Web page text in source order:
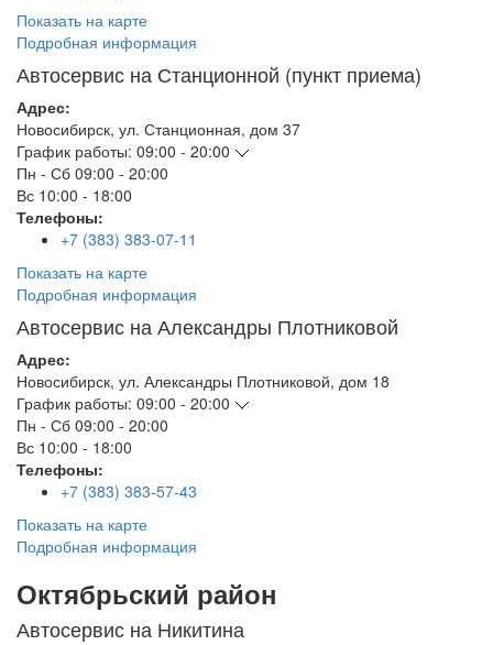
Показать на карте
Подробная информация
Автосервис на Станционной (пункт приема)
Адрес:
Новосибирск, ул. Станционная, дом 37
График работы: 09:00 - 20:00
Пн - Сб 09:00 - 20:00
Вс 10:00 - 18:00
Телефоны:
+7 (383) 383-07-11
Показать на карте
Подробная информация
Автосервис на Александры Плотниковой
Адрес:
Новосибирск, ул. Александры Плотниковой, дом 18
График работы: 09:00 - 20:00
Пн - Сб 09:00 - 20:00
Вс 10:00 - 18:00
Телефоны:
+7 (383) 383-57-43
Показать на карте
Подробная информация
Октябрьский район
Автосервис на Никитина